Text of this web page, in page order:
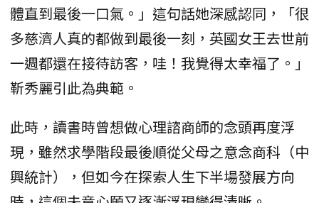
體直到最後一口氣。」這句話她深感認同，「很
多慈濟人真的都做到最後一刻，英國女王去世前
一週都還在接待訪客，哇！我覺得太幸福了。」
靳秀麗引此為典範。
此時，讀書時曾想做心理諮商師的念頭再度浮
現，雖然求學階段最後順從父母之意念商科（中
興統計），但如今在探索人生下半場發展方向